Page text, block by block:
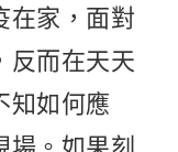
在家，面對
反而在天天
知如何應